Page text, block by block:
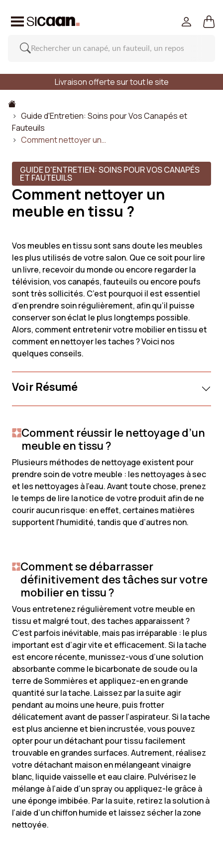
Livraison offerte sur tout le site
Guide d'Entretien: Soins pour Vos Canapés et
Fauteuils
Comment nettoyer un…
GUIDE D'ENTRETIEN: SOINS POUR VOS CANAPÉS
ET FAUTEUILS
Comment nettoyer un
meuble en tissu ?
Vos meubles en tissu sont sans doute les meubles
les plus utilisés de votre salon. Que ce soit pour lire
un livre, recevoir du monde ou encore regarder la
télévision, vos canapés, fauteuils ou encore poufs
sont très sollicités. C’est pourquoi il est essentiel
d’en prendre soin régulièrement, afin qu’il puisse
conserver son éclat le plus longtemps possible.
Alors, comment entretenir votre mobilier en tissu et
comment en nettoyer les taches ? Voici nos
quelques conseils.
Voir Résumé
Comment réussir le nettoyage d’un
meuble en tissu ?
Plusieurs méthodes de nettoyage existent pour
prendre soin de votre meuble : les nettoyages à sec
et les nettoyages à l’eau. Avant toute chose, prenez
le temps de lire la notice de votre produit afin de ne
courir aucun risque: en effet, certaines matières
supportent l'humidité, tandis que d’autres non.
Comment se débarrasser
définitivement des tâches sur votre
mobilier en tissu ?
Vous entretenez régulièrement votre meuble en
tissu et malgré tout, des taches apparaissent ?
C’est parfois inévitable, mais pas irréparable : le plus
important est d’agir vite et efficacement. Si la tache
est encore récente, munissez-vous d’une solution
absorbante comme le bicarbonate de soude ou la
terre de Sommières et appliquez-en en grande
quantité sur la tache. Laissez par la suite agir
pendant au moins une heure, puis frotter
délicatement avant de passer l’aspirateur. Si la tache
est plus ancienne et bien incrustée, vous pouvez
opter pour un détachant pour tissu facilement
trouvable en grandes surfaces. Autrement, réalisez
votre détachant maison en mélangeant vinaigre
blanc, liquide vaisselle et eau claire. Pulvérisez le
mélange à l’aide d’un spray ou appliquez-le grâce à
une éponge imbibée. Par la suite, retirez la solution à
l’aide d’un chiffon humide et laissez sécher la zone
nettoyée.